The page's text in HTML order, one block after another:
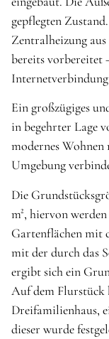
gepflegten
Zentralheizung
bereits vorbereitet
Internetverbindung
Ein großzügiges
in begehrter Lage
modernes
Umgebung
Die
m², hiervon
Gartenflächen mit
mit der durch das
ergibt sich ein
Auf dem Flurstück
Dreifamilienhaus,
dieser wurde